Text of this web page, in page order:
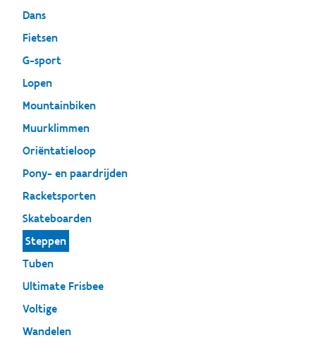
Dans
Fietsen
G-sport
Lopen
Mountainbiken
Muurklimmen
Oriëntatieloop
Pony- en paardrijden
Racketsporten
Skateboarden
Steppen
Tuben
Ultimate Frisbee
Voltige
Wandelen